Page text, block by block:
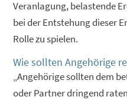
Veranlagung, belastende
bei der Entstehung dieser
Rolle zu spielen.
Wie sollten Angehörige
„Angehörige sollten dem
oder Partner dringend